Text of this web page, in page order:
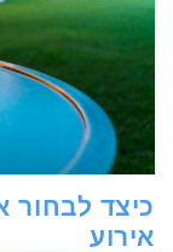
כיצד לבחור
אירוע